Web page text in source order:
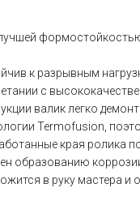
к разрывным
с
валик легко
Termofusion,
края ролика
образованию
в руку мастера и